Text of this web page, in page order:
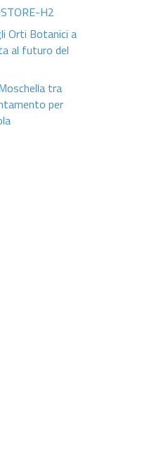
H2
Orti Botanici a
al futuro del
tra
per